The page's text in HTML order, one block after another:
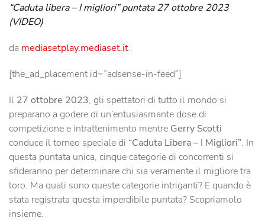
“Caduta libera – I migliori” puntata 27 ottobre 2023
(VIDEO)
da mediasetplay.mediaset.it
[the_ad_placement id=”adsense-in-feed”]
Il 27 ottobre 2023, gli spettatori di tutto il mondo si
preparano a godere di un’entusiasmante dose di
competizione e intrattenimento mentre Gerry Scotti
conduce il torneo speciale di “Caduta Libera – I Migliori”. In
questa puntata unica, cinque categorie di concorrenti si
sfideranno per determinare chi sia veramente il migliore tra
loro. Ma quali sono queste categorie intriganti? E quando è
stata registrata questa imperdibile puntata? Scopriamolo
insieme.